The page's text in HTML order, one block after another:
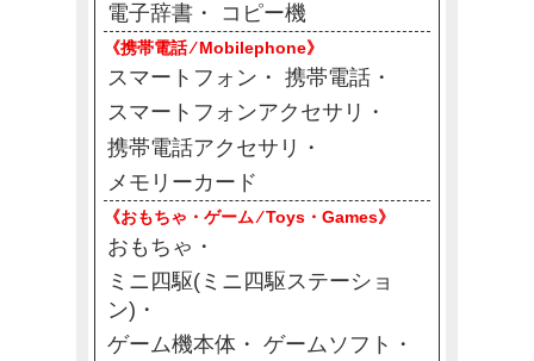
電子辞書
コピー機
《携帯電話 ⁄ Mobilephone》
スマートフォン
携帯電話
スマートフォンアクセサリ
携帯電話アクセサリ
メモリーカード
《おもちゃ・ゲーム ⁄ Toys・Games》
おもちゃ
ミニ四駆(ミニ四駆ステーショ
ン)
ゲーム機本体
ゲームソフト